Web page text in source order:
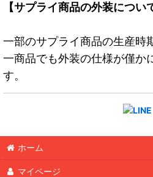
【サプライ商品の外装につい
一部のサプライ商品の生産時
一商品でも外装の仕様が僅か
す。
ホーム
マイページ